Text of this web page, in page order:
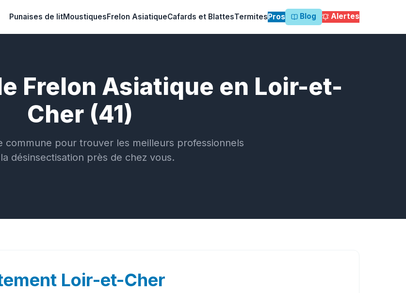
Punaises de litMoustiquesFrelon AsiatiqueCafards et BlattesTermitesPros Blog Alertes
Frelon Asiatique en Loir-et-
Cher (41)
commune pour trouver les meilleurs professionnels
désinsectisation près de chez vous.
Loir-et-Cher